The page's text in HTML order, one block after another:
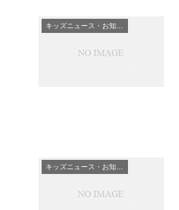
キッズニュース・お知らせ
キッズニュース・お知らせ